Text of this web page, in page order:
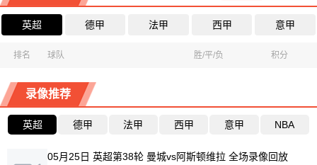
英超 德甲 法甲 西甲 意甲
排名 球队 胜/平/负 积分
录像推荐
英超 德甲 法甲 西甲 意甲 NBA
05月25日 英超第38轮 曼城vs阿斯顿维拉 全场录像回放